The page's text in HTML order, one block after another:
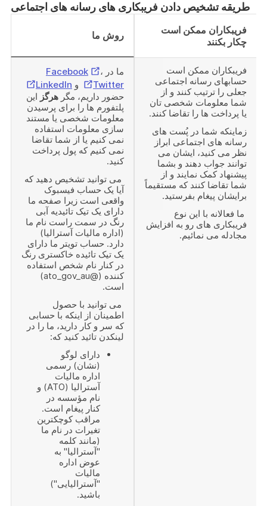
طریقه تشخیص دادن فریبکاری های رسانه های اجتماعی
فریبکاران ممکن است
چکار بکنند
روش ما
فریبکاران ممکن است
حسابهای رسانه اجتماعی
جعلی را ترتیب کنند و از
شما معلومات شخصی تان
یا پرداخت ها را تقاضا کنند.
زماینکه شما در پُست های
رسانه های اجتماعی ابراز
نظر می کنید، ایشان می
توانند جواب دهند و بشما
پیشنهاد کمک نمایند و از
شما تقاضا کنند که مستقیماً
برایشان پیغام بفرستید.
ما فعالانه با این نوع
فریبکاری های رو به افزایش
مجادله می نمائیم.
ما در Facebook
External
Link
،
Twitter
External
Link
و LinkedIn
External
Link
حضور داریم، مگر هرگز این
پلتفورم ها را برای پرسیدن
معلومات شخصی یا مستند
سازی معلومات استفاده
نمی کنیم یا از شما تقاضا
نمی کنیم که پول پرداخت
کنید.
می توانید تشخیص دهید که
آیا یک حساب فیسبوک
واقعی است زیرا صفحه ما
دارای یک تیک تائیدیه آبی
رنگ در سمت راست نام ما
(اداره مالیات آسترالیا)
دارد. حساب تویتر ما دارای
یک تیک تائیده خاکستری رنگ
در کنار نام شخص استفاده
کننده (@ato_gov_au)
است.
می توانید با حصول
اطمینان از اینکه با حسابی
که سر و کار دارید، ما را در
لینکدن تائید کنید که:
دارای لوگو
(نشان) رسمی
اداره مالیات
آسترالیا (ATO) و
نام مؤسسه در
کنار پیغام است.
مراقب کوچکترین
تغیرات در نام ما
(مانند کلمه
"آسترالیا" به
عوض اداره
مالیات
"آسترالیایی")
باشید.